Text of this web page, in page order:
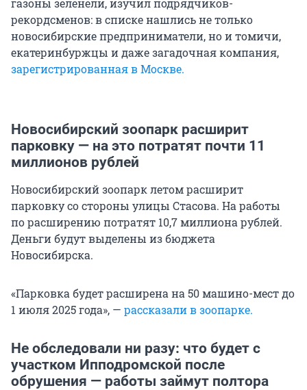
газоны зеленели, изучил подрядчиков-
рекордсменов: в списке нашлись не только
новосибирские предприниматели, но и томичи,
екатеринбуржцы и даже загадочная компания,
зарегистрированная в Москве.
Новосибирский зоопарк расширит
парковку — на это потратят почти 11
миллионов рублей
Новосибирский зоопарк летом расширит
парковку со стороны улицы Стасова. На работы
по расширению потратят 10,7 миллиона рублей.
Деньги будут выделены из бюджета
Новосибирска.
«Парковка будет расширена на 50 машино-мест до
1 июля 2025 года», — рассказали в зоопарке.
Не обследовали ни разу: что будет с
участком Ипподромской после
обрушения — работы займут полтора